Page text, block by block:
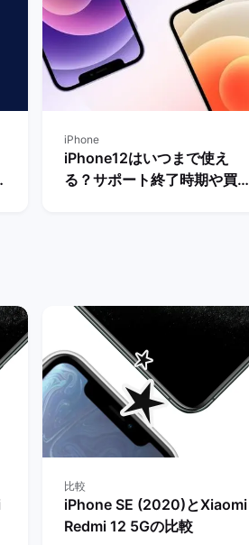
iPhone
iPhone12はいつまで使え
る？サポート終了時期や買い
比較
iPhone SE (2020)とXiaomi
Redmi 12 5Gの比較